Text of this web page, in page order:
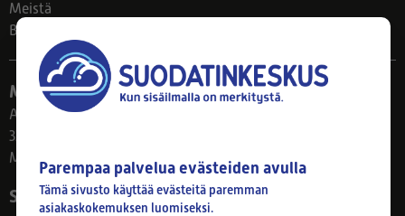
Meistä
Blogi
Myymälä
Ahlmanintie 61
33800 Tampere
Ma–Pe 8–17
Seuraa meitä
Parempaa palvelua evästeiden avulla
Tämä sivusto käyttää evästeitä paremman
asiakaskokemuksen luomiseksi.